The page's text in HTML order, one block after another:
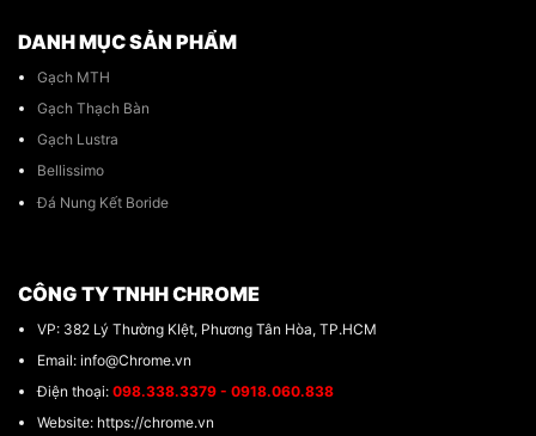
DANH MỤC SẢN PHẨM
Gạch MTH
Gạch Thạch Bàn
Gạch Lustra
Bellissimo
Đá Nung Kết Boride
CÔNG TY TNHH CHROME
VP: 382 Lý Thường KIệt, Phương Tân Hòa, TP.HCM
Email: info@Chrome.vn
Điện thoại: 098.338.3379 - 0918.060.838
Website: https://chrome.vn